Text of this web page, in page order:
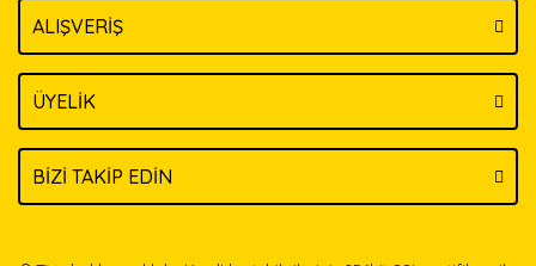
ALIŞVERİŞ
ÜYELİK
BİZİ TAKİP EDİN